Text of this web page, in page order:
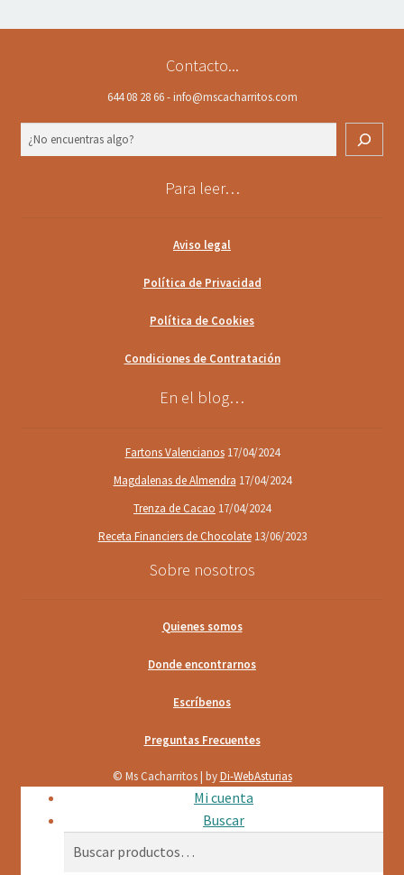
Contacto...
644 08 28 66 - info@mscacharritos.com
Para leer…
Aviso legal
Política de Privacidad
Política de Cookies
Condiciones de Contratación
En el blog…
Fartons Valencianos 17/04/2024
Magdalenas de Almendra 17/04/2024
Trenza de Cacao 17/04/2024
Receta Financiers de Chocolate 13/06/2023
Sobre nosotros
Quienes somos
Donde encontrarnos
Escríbenos
Preguntas Frecuentes
© Ms Cacharritos | byDi-WebAsturias
Mi cuenta
Buscar